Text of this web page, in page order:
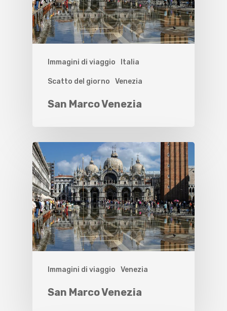
Immagini di viaggio Italia
Scatto del giorno Venezia
San Marco Venezia
Immagini di viaggio Venezia
San Marco Venezia